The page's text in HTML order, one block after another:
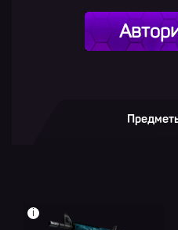
i